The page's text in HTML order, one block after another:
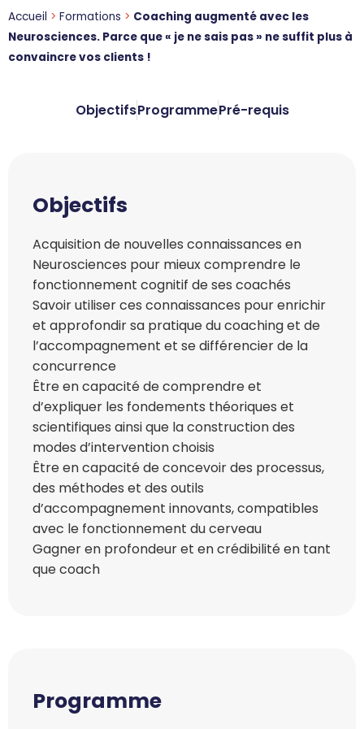
Accueil > Formations > Coaching augmenté avec les
Neurosciences. Parce que « je ne sais pas » ne suffit plus à
convaincre vos clients !
ObjectifsProgrammePré-requis
Objectifs
Acquisition de nouvelles connaissances en
Neurosciences pour mieux comprendre le
fonctionnement cognitif de ses coachés
Savoir utiliser ces connaissances pour enrichir
et approfondir sa pratique du coaching et de
l’accompagnement et se différencier de la
concurrence
Être en capacité de comprendre et
d’expliquer les fondements théoriques et
scientifiques ainsi que la construction des
modes d’intervention choisis
Être en capacité de concevoir des processus,
des méthodes et des outils
d’accompagnement innovants, compatibles
avec le fonctionnement du cerveau
Gagner en profondeur et en crédibilité en tant
que coach
Programme